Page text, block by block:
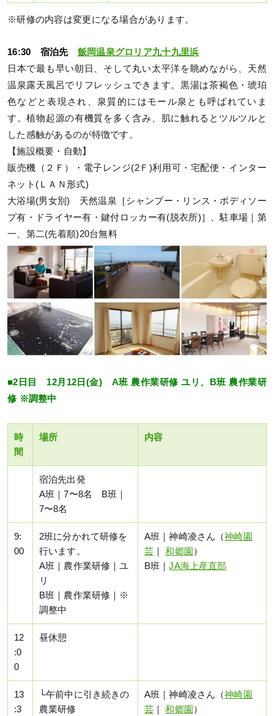
※研修の内容は変更になる場合があります。
16:30 宿泊先 飯岡温泉グロリア九十九里浜
日本で最も早い朝日、そして丸い太平洋を眺めながら、天然
温泉露天風呂でリフレッシュできます。黒湯は茶褐色・琥珀
色などと表現され、泉質的にはモール泉とも呼ばれていま
す。植物起源の有機質を多く含み、肌に触れるとツルツルと
した感触があるのが特徴です。
【施設概要・自動】
販売機（２Ｆ）・電子レンジ(2Ｆ)利用可・宅配便・インター
ネット(ＬＡＮ形式)
大浴場(男女別) 天然温泉［シャンプー・リンス・ボディソー
プ有・ドライヤー有・鍵付ロッカー有(脱衣所)］、駐車場｜第
一、第二(先着順)20台無料
■2日目 12月12日(金) A班 農作業研修 ユリ、B班 農作業研
修 ※調整中
時
間
場所 内容
宿泊先出発
A班｜7〜8名 B班｜
7〜8名
9:
00
2班に分かれて研修を
行います。
A班｜農作業研修｜ユ
リ
B班｜農作業研修｜※
調整中
A班｜神崎凌さん（神崎園
芸 ｜和郷園 ）
B班｜JA海上産直部
12
:0
0
昼休憩
13
:3
└午前中に引き続きの
農業研修
A班｜神崎凌さん（神崎園
芸 ｜和郷園 ）